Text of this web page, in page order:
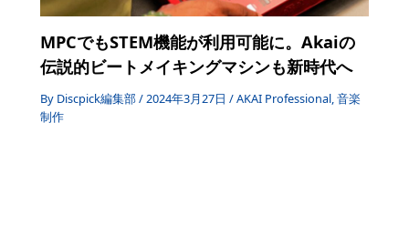
MPCでもSTEM機能が利用可能に。Akaiの
伝説的ビートメイキングマシンも新時代へ
By Discpick編集部/ 2024年3月27日/AKAI Professional ,音楽
制作